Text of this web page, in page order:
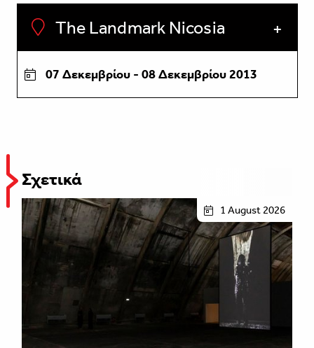
The Landmark Nicosia
07 Δεκεμβρίου - 08 Δεκεμβρίου 2013
Σχετικά
1 August 2026